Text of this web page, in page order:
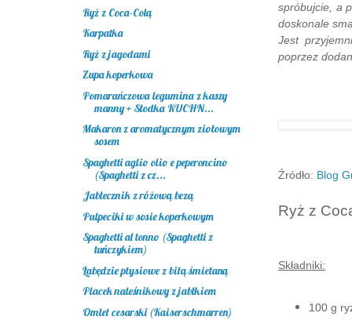
spróbujcie, a
doskonale
Jest
poprzez
Źródło: Blog
Ryż z
Składniki:
100 g
Ryż z Coca-Colą
Karpatka
Ryż z jagodami
Zupa koperkowa
Pomarańczowa legumina z kaszy
manny + Słodka KUCHN...
Makaron z aromatycznym ziołowym
sosem
Spaghetti aglio olio e peperoncino
(Spaghetti z cz...
Jabłecznik z różową bezą
Pulpeciki w sosie koperkowym
Spaghetti al tonno (Spaghetti z
tuńczykiem)
Łabędzie ptysiowe z bitą śmietaną
Placek naleśnikowy z jabłkiem
Omlet cesarski (Kaiserschmarren)